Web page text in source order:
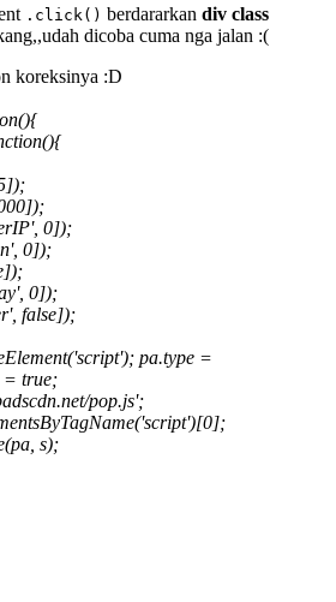
.click() berdararkan div class
dicoba cuma nga jalan :(
koreksinya :D
0]);
0]);
0]);
false]);
pa.type =
= true;
pop.js';
s);